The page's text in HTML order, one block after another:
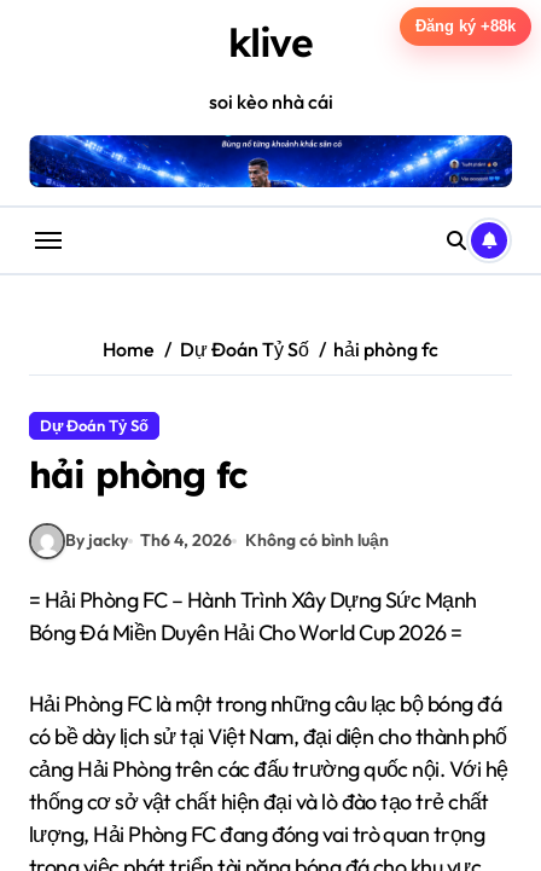
klive
soi kèo nhà cái
Home Dự Đoán Tỷ Số hải phòng fc
Dự Đoán Tỷ Số
hải phòng fc
By jacky Th6 4, 2026 Không có bình luận
= Hải Phòng FC – Hành Trình Xây Dựng Sức Mạnh
Bóng Đá Miền Duyên Hải Cho World Cup 2026 =
Hải Phòng FC là một trong những câu lạc bộ bóng đá
có bề dày lịch sử tại Việt Nam, đại diện cho thành phố
cảng Hải Phòng trên các đấu trường quốc nội. Với hệ
thống cơ sở vật chất hiện đại và lò đào tạo trẻ chất
lượng, Hải Phòng FC đang đóng vai trò quan trọng
Đăng ký +88k